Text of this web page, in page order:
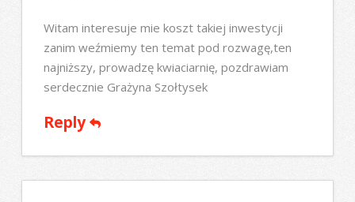
Witam interesuje mie koszt takiej inwestycji
zanim weźmiemy ten temat pod rozwagę,ten
najniższy, prowadzę kwiaciarnię, pozdrawiam
serdecznie Grażyna Szołtysek
Reply